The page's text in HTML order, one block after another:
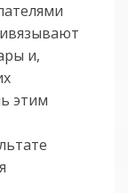
и,
этим